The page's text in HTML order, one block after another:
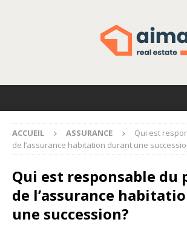
ACCUEIL ASSURANCE
Qui est
de l’assurance habitation durant une
Qui est responsable du
de l’assurance
une succession?